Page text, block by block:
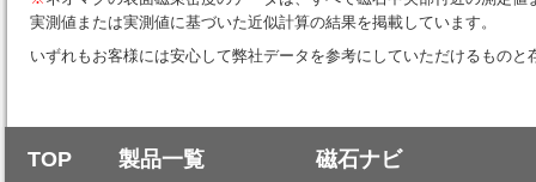
実測値または実測値に基づいた近似計算の結果を掲載しています。
いずれもお客様には安心して弊社データを参考にしていただけるものと
TOP 製品一覧 磁石ナビ